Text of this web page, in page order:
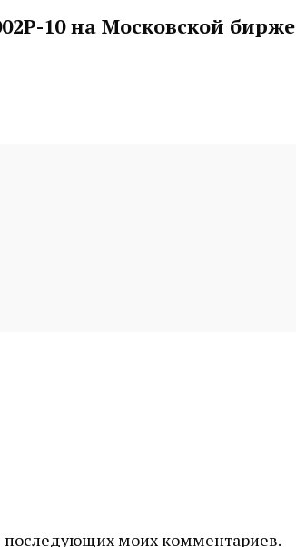
10 на Московской бирже
последующих моих комментариев.